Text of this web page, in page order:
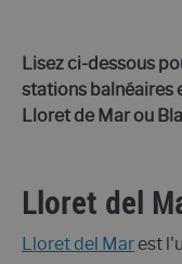
Lisez ci-dessous
stations balnéaires
Lloret de Mar ou
Lloret del
Lloret del Marest